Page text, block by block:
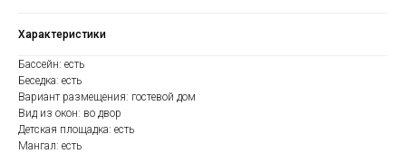
Характеристики
Бассейн: есть
Беседка: есть
Вариант размещения: гостевой дом
Вид из окон: во двор
Детская площадка: есть
Мангал: есть